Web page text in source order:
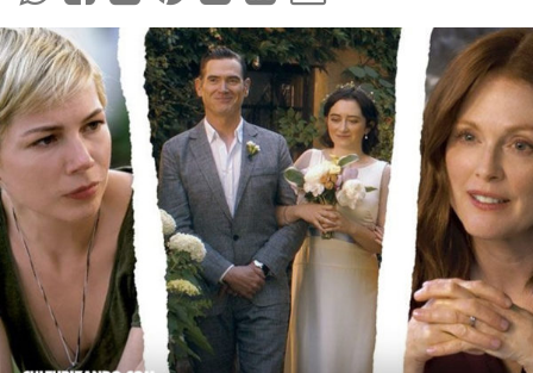
CULTURIZANDO.COM